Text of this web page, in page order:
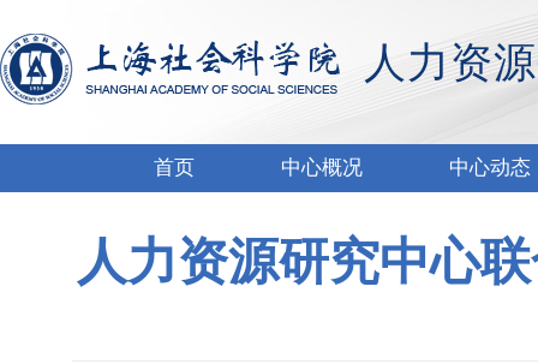
人力资
首页 中心概况 中心动态
人力资源研究中心